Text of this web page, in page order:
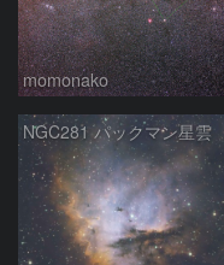
momonako
NGC281 パックマン星雲